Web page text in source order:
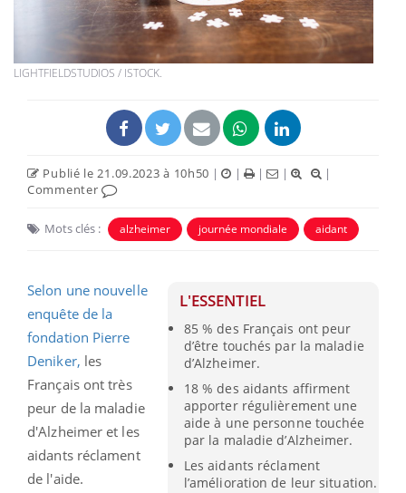
LIGHTFIELDSTUDIOS / ISTOCK.
Publié le 21.09.2023 à 10h50 | | | |
|
Commenter
Mots clés : alzheimer journée mondiale aidant
L'ESSENTIEL
85 % des Français ont peur
d’être touchés par la maladie
d’Alzheimer.
18 % des aidants affirment
apporter régulièrement une
aide à une personne touchée
par la maladie d’Alzheimer.
Les aidants réclament
l’amélioration de leur situation.
Selon une nouvelle
enquête de la
fondation Pierre
Deniker, les
Français ont très
peur de la maladie
d'Alzheimer et les
aidants réclament
de l'aide.